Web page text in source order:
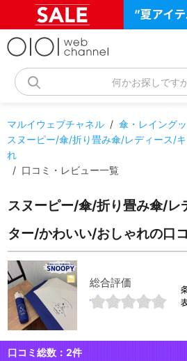
何かお探しです
マルイウェブチャネル / 傘・レイング
スヌーピー/傘/折り畳み傘/レディース/
れ
/ 口コミ・レビュー一覧
スヌーピー/傘/折り畳み傘/レ
ター/かわいい/おしゃれの口
総合評価
口コミ総数：2件